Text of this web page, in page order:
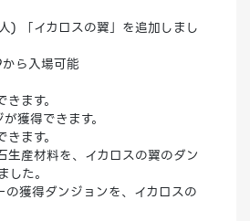
) 「イカロスの翼」を追加しまし
ら入場可能
ます。
獲得できます。
ます。
産材料を、イカロスの翼のダン
た。
獲得ダンジョンを、イカロスの